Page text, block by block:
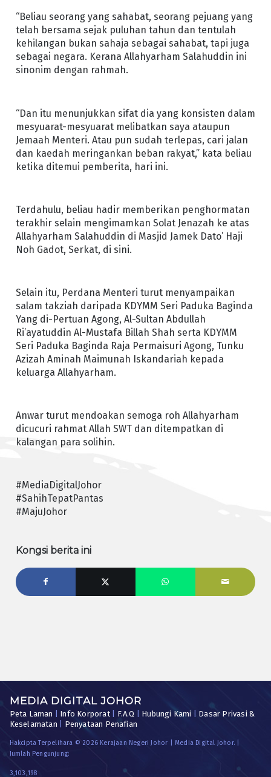
“Beliau seorang yang sahabat, seorang pejuang yang
telah bersama sejak puluhan tahun dan tentulah
kehilangan bukan sahaja sebagai sahabat, tapi juga
sebagai negara. Kerana Allahyarham Salahuddin ini
sinonim dengan rahmah.
“Dan itu menunjukkan sifat dia yang konsisten dalam
mesyuarat-mesyuarat melibatkan saya ataupun
Jemaah Menteri. Atau pun sudah terlepas, cari jalan
dan kaedah meringankan beban rakyat,” kata beliau
ketika ditemui pemberita, hari ini.
Terdahulu, beliau hadir memberikan penghormatan
terakhir selain mengimamkan Solat Jenazah ke atas
Allahyarham Salahuddin di Masjid Jamek Dato’ Haji
Noh Gadot, Serkat, di sini.
Selain itu, Perdana Menteri turut menyampaikan
salam takziah daripada KDYMM Seri Paduka Baginda
Yang di-Pertuan Agong, Al-Sultan Abdullah
Ri’ayatuddin Al-Mustafa Billah Shah serta KDYMM
Seri Paduka Baginda Raja Permaisuri Agong, Tunku
Azizah Aminah Maimunah Iskandariah kepada
keluarga Allahyarham.
Anwar turut mendoakan semoga roh Allahyarham
dicucuri rahmat Allah SWT dan ditempatkan di
kalangan para solihin.
#MediaDigitalJohor
#SahihTepatPantas
#MajuJohor
Kongsi berita ini
MEDIA DIGITAL JOHOR
Peta Laman Info Korporat| F.A.Q Hubungi Kami
Dasar Privasi &
Keselamatan
Penyataan Penafian
Hakcipta Terpelihara © 2026 Kerajaan Negeri Johor | Media Digital Johor. |
Jumlah Pengunjung:
3,103,198